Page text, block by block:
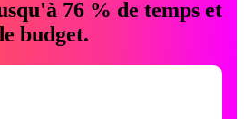
76 % de temps et
budget.